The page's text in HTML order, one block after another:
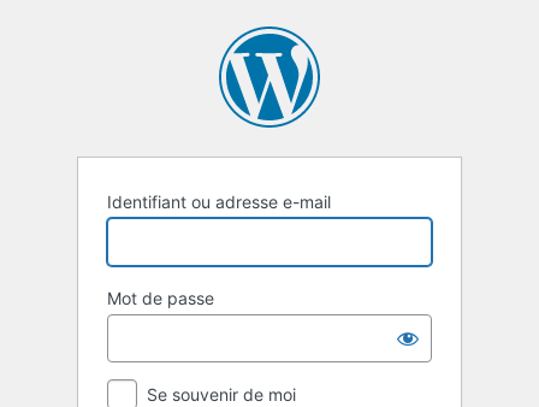
Identifiant ou adresse e-mail
Mot de passe
Se souvenir de moi